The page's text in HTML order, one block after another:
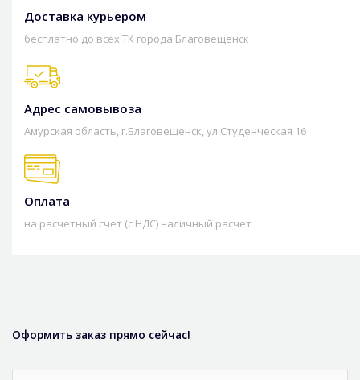
Доставка курьером
бесплатно до всех ТК города Благовещенск
Адрес самовывоза
Амурская область, г.Благовещенск, ул.Студенческая 16
Оплата
на расчетный счет (с НДС) наличный расчет
Оформить заказ прямо сейчас!